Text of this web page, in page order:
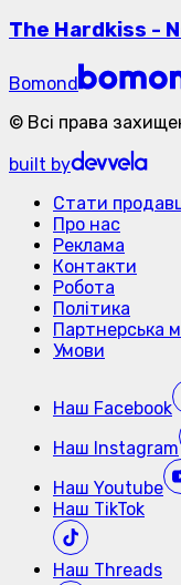
The Hardkiss -
Bomond
© Всі права
built by
Стати
Про нас
Реклама
Контакти
Робота
Політика
Партнерська
Умови
Наш Facebook
Наш Instagram
Наш Youtube
Наш TikTok
Наш Threads